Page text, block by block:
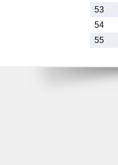
53
54
55